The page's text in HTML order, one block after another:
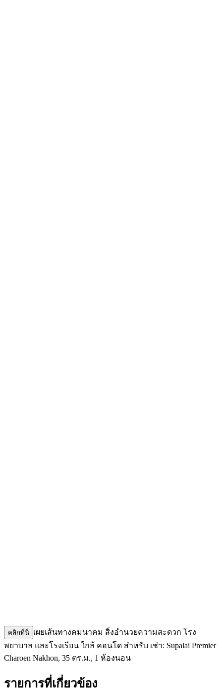
คลิกที่นี่ เผยเส้นทางคมนาคม สิ่งอำนวยความสะดวก โรง
พยาบาล และโรงเรียน ใกล้ คอนโด สำหรับ เช่า: Supalai Premier
Charoen Nakhon, 35 ตร.ม., 1 ห้องนอน
รายการที่เกี่ยวข้อง